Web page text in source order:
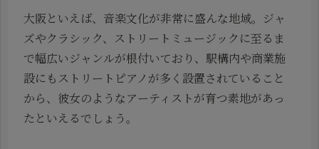
大阪といえば、音楽文化が非常に盛んな地域。ジャ
ズやクラシック、ストリートミュージックに至るま
で幅広いジャンルが根付いており、駅構内や商業施
設にもストリートピアノが多く設置されていること
から、彼女のようなアーティストが育つ素地があっ
たといえるでしょう。